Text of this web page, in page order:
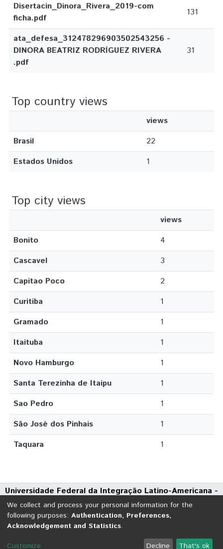
Disertacin_Dinora_Rivera_2019-com
ficha.pdf
131
ata_defesa_312478296903502543256 -
DINORA BEATRIZ RODRÍGUEZ RIVERA
.pdf
31
Top country views
views
Brasil
22
Estados Unidos
1
Top city views
views
Bonito
4
Cascavel
3
Capitao Poco
2
Curitiba
1
Gramado
1
Itaituba
1
Novo Hamburgo
1
Santa Terezinha de Itaipu
1
Sao Pedro
1
São José dos Pinhais
1
Taquara
1
Universidade Federal da Integração Latino-Americana -
UNILA
Avenida Tarquínio Joslin dos Santos, 1000 - Polo Universitário
CEP: 85870-650 | Foz do Iguaçu - Paraná
DSpace software
copyright © 2002-2026 LYRASIS
We collect and process your personal information for the
following purposes: Authentication, Preferences,
Acknowledgement and Statistics.
Customize Decline That's ok